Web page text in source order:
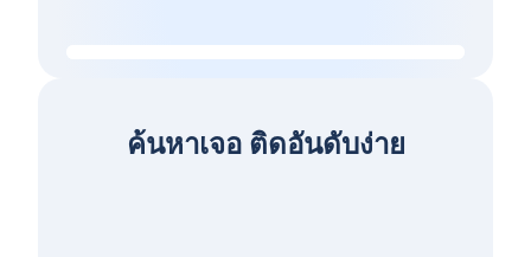
ค้นหาเจอ ติดอันดับง่าย